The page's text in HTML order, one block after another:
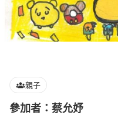
親子
參加者：蔡允妤